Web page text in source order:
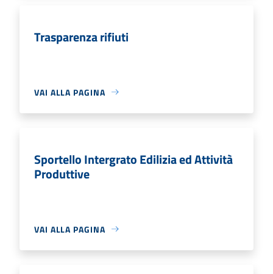
Trasparenza rifiuti
VAI ALLA PAGINA
Sportello Intergrato Edilizia ed Attività
Produttive
VAI ALLA PAGINA